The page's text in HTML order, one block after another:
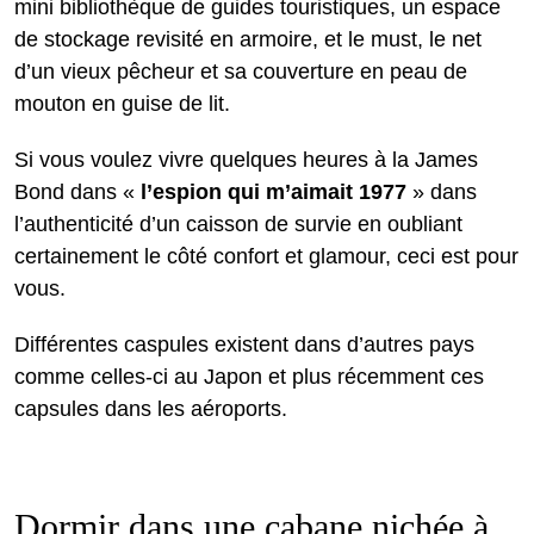
mini bibliothèque de guides touristiques, un espace
de stockage revisité en armoire, et le must, le net
d’un vieux pêcheur et sa couverture en peau de
mouton en guise de lit.
Si vous voulez vivre quelques heures à la James
Bond dans « l’espion qui m’aimait 1977 » dans
l’authenticité d’un caisson de survie en oubliant
certainement le côté confort et glamour, ceci est pour
vous.
Différentes caspules existent dans d’autres pays
comme celles-ci au Japon et plus récemment ces
capsules dans les aéroports.